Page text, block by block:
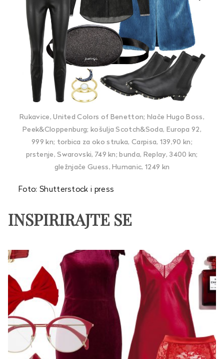
Rukavice, United Colors of Benetton; hlače Hugo Boss,
Peek&Cloppenburg; košulja Scotch&Soda, Europa 92,
999 kn; torbica za oko struka, Carpisa, 139,90 kn;
prstenje, Swarovski, 749 kn; bunda, Replay, 3400 kn;
gležnjače Guess, Humanic, 1249 kn
Foto: Shutterstock i press
INSPIRIRAJTE SE